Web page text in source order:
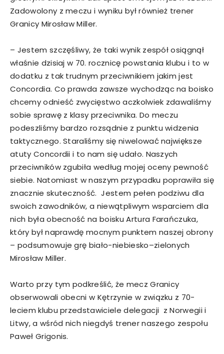
Zadowolony z meczu i wyniku był również trener
Granicy Mirosław Miller.
– Jestem szczęśliwy, że taki wynik zespół osiągnął
właśnie dzisiaj w 70. rocznicę powstania klubu i to w
dodatku z tak trudnym przeciwnikiem jakim jest
Concordia. Co prawda zawsze wychodząc na boisko
chcemy odnieść zwycięstwo aczkolwiek zdawaliśmy
sobie sprawę z klasy przeciwnika. Do meczu
podeszliśmy bardzo rozsądnie z punktu widzenia
taktycznego. Staraliśmy się niwelować największe
atuty Concordii i to nam się udało. Naszych
przeciwników zgubiła według mojej oceny pewność
siebie. Natomiast w naszym przypadku poprawiła się
znacznie skuteczność. Jestem pełen podziwu dla
swoich zawodników, a niewątpliwym wsparciem dla
nich była obecność na boisku Artura Farańczuka,
który był naprawdę mocnym punktem naszej obrony
– podsumowuje grę biało-niebiesko–zielonych
Mirosław Miller.
Warto przy tym podkreślić, że mecz Granicy
obserwowali obecni w Kętrzynie w związku z 70-
leciem klubu przedstawiciele delegacji z Norwegii i
Litwy, a wśród nich niegdyś trener naszego zespołu
Paweł Grigonis.